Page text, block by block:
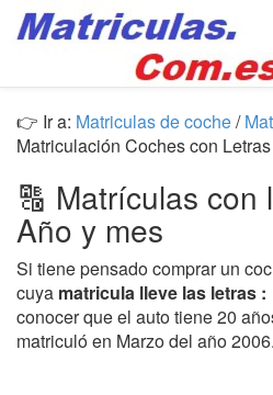
👉 Ir a: Matriculas de coche/
Matriculación Coches con
🔠 Matrículas con
Año y mes
Si tiene pensado comprar un
cuya matricula lleve las letras :
conocer que el auto tiene 20
matriculó en Marzo del año 2006.